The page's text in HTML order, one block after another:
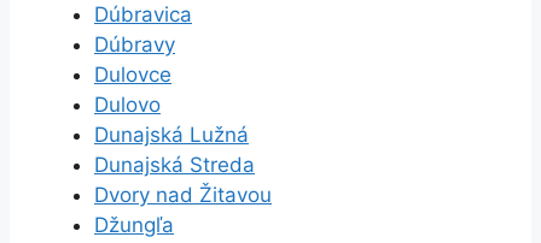
Dúbravica
Dúbravy
Dulovce
Dulovo
Dunajská Lužná
Dunajská Streda
Dvory nad Žitavou
Džungľa